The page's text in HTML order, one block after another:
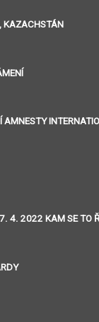
KAZACHSTÁN
4. 2022 KAM SE TO